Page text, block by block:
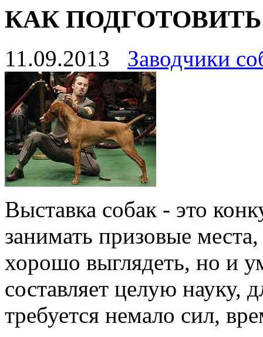
КАК
11.09.2013 Заводчики
Выставка собак - это
занимать призовые
хорошо выглядеть, но и
составляет целую науку,
требуется немало сил,